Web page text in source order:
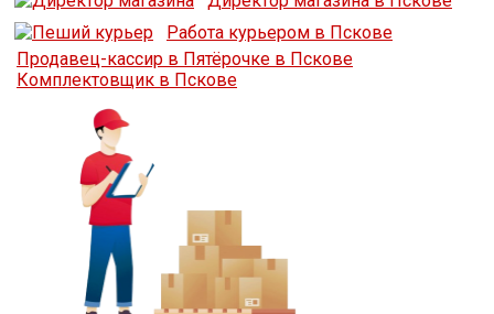
Работа курьером в Пскове
Продавец-кассир в Пятёрочке в Пскове
Комплектовщик в Пскове